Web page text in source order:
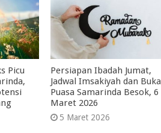
Picu
Persiapan Ibadah Jumat,
Jadwal Imsakiyah dan Buka
Puasa Samarinda Besok, 6
Maret 2026
5 Maret 2026